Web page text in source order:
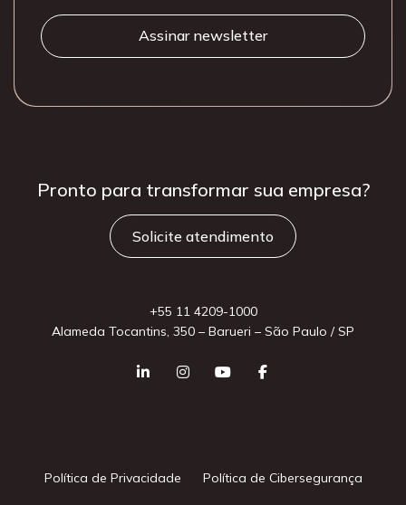
Pronto para transformar sua empresa?
Solicite atendimento
+55 11 4209-1000
Alameda Tocantins, 350 – Barueri – São Paulo / SP
Política de Privacidade Política de Cibersegurança